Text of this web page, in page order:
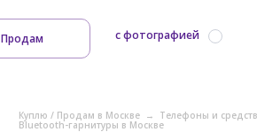
Продам с фотографией
Куплю / Продам в Москве → Телефоны и
Bluetooth-гарнитуры в Москве